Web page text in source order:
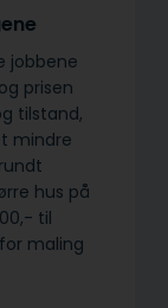
jobbene
prisen
tilstand,
mindre
hus på
til
maling